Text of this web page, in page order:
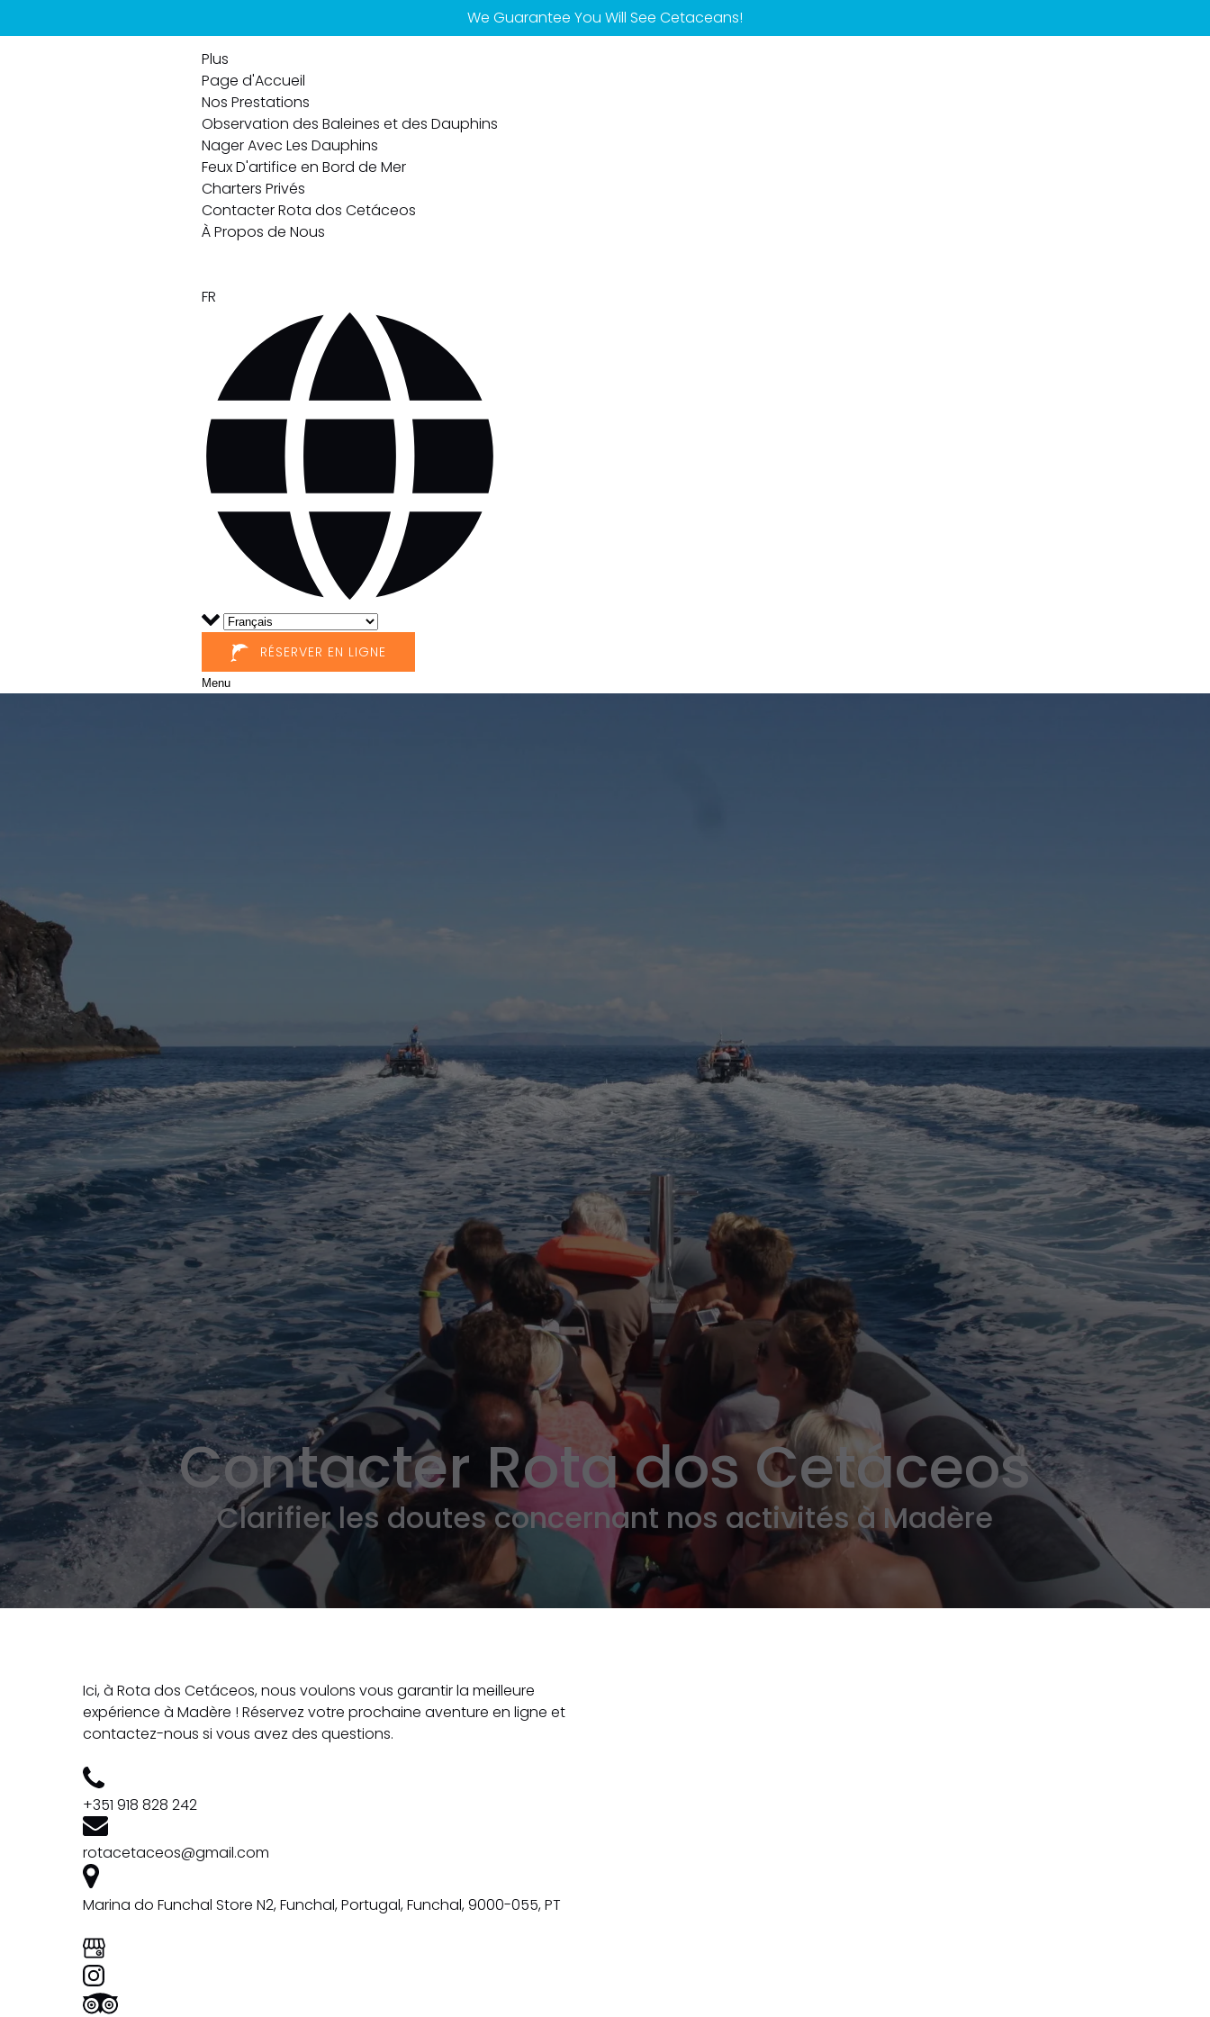
We Guarantee You Will See Cetaceans!
Plus
Page d'Accueil
Nos Prestations
Observation des Baleines et des Dauphins
Nager Avec Les Dauphins
Feux D'artifice en Bord de Mer
Charters Privés
Contacter Rota dos Cetáceos
À Propos de Nous
Sélectionnez
FR
RÉSERVER EN LIGNE
Menu
Contacter Rota dos Cetáceos
Clarifier les doutes concernant nos activités à Madère
Ici, à Rota dos Cetáceos, nous voulons vous garantir la meilleure
expérience à Madère ! Réservez votre prochaine aventure en ligne et
contactez-nous si vous avez des questions.
+351 918 828 242
rotacetaceos@gmail.com
Marina do Funchal Store N2, Funchal, Portugal, Funchal, 9000-055, PT